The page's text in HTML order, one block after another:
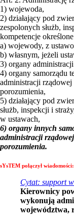
1) wojewoda,
2) działający pod
zespolonych służb,
kompetencje
a) wojewody, z
b) własnym, jeżeli
3) organy
4) organy samorządu
administracji
porozumienia,
5) działający pod
służb, inspekcji i
w ustawach,
6) organy innych
administracji
porozumienia.
sYsTEM połączył wiadomości:
Cytat: support
Kierownicy
wykonują
województwa,